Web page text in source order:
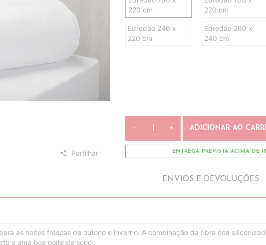
share Partilhar
220 cm
220 cm
Edredão 240 x
220 cm
Edredão 260 x
240 cm
- + ADICIONAR AO
ENTREGA PREVISTA ACIMA DE
ENVIOS E DEVOLUÇÕES
as noites frescas de outono e inverno. A combinação da fibra oca
e uma boa noite de sono.